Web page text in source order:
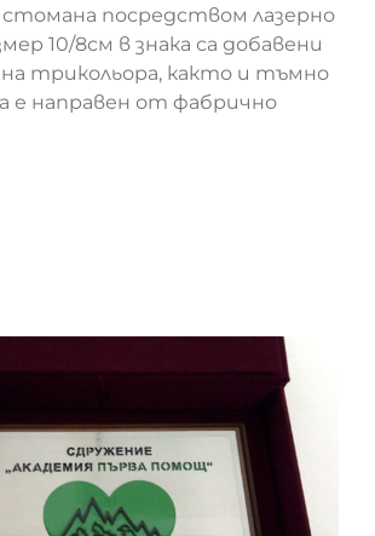
на Национална Полиция
посредством лазерно
10/8см в знака са добавени
трикольора, както и тъмно
е направен от фабрично